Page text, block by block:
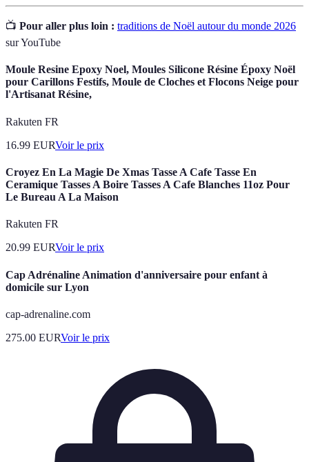
📺 Pour aller plus loin : traditions de Noël autour du monde 2026
sur YouTube
Moule Resine Epoxy Noel, Moules Silicone Résine Époxy Noël
pour Carillons Festifs, Moule de Cloches et Flocons Neige pour
l'Artisanat Résine,
Rakuten FR
16.99 EURVoir le prix
Croyez En La Magie De Xmas Tasse A Cafe Tasse En
Ceramique Tasses A Boire Tasses A Cafe Blanches 11oz Pour
Le Bureau A La Maison
Rakuten FR
20.99 EURVoir le prix
Cap Adrénaline Animation d'anniversaire pour enfant à
domicile sur Lyon
cap-adrenaline.com
275.00 EURVoir le prix